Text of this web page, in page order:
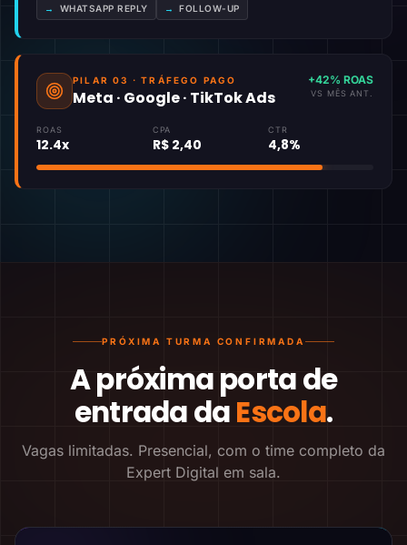
→ WHATSAPP REPLY → FOLLOW-UP
PILAR 03 · TRÁFEGO PAGO
Meta · Google · TikTok Ads
+42% ROAS
VS MÊS ANT.
ROAS
12.4x
CPA
R$ 2,40
CTR
4,8%
PRÓXIMA TURMA CONFIRMADA
A próxima porta de
entrada daEscola.
Vagas limitadas. Presencial, com o time completo da
Expert Digital em sala.